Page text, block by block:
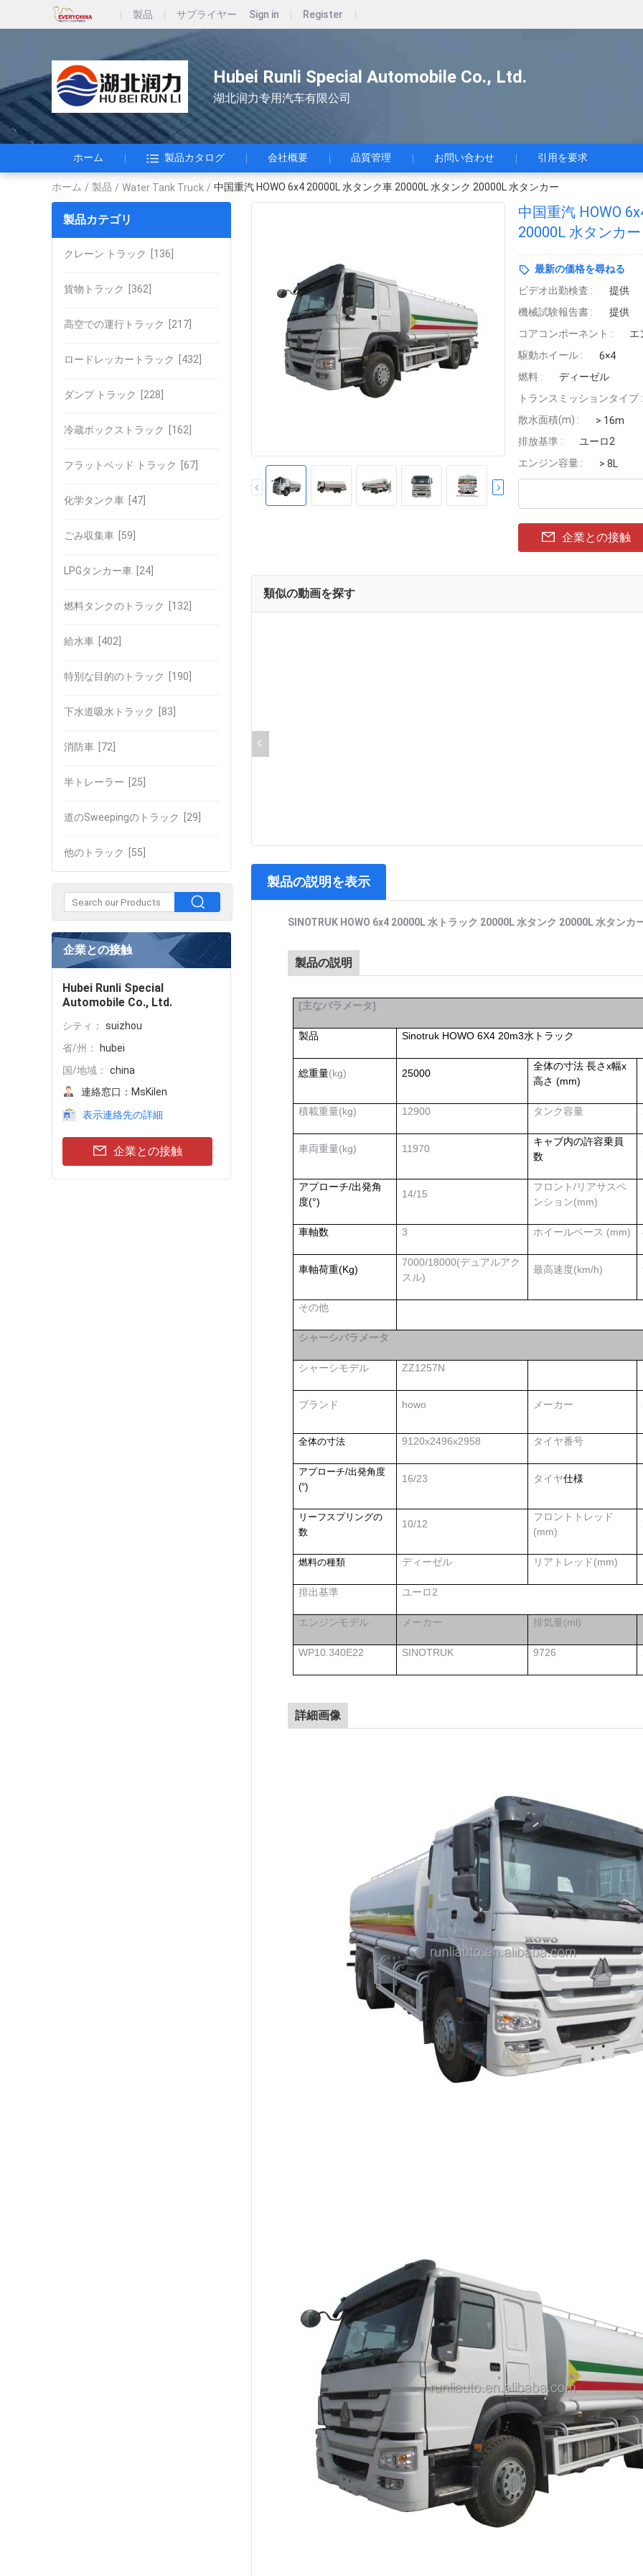
製品 サプライヤー Sign in Register
Hubei Runli Special Automobile Co., Ltd.
湖北润力专用汽车有限公司
ホーム 製品カタログ 会社概要 品質管理 お問い合わせ 引用を要求
ホーム / 製品 / Water Tank Truck / 中国重汽 HOWO 6x4 20000L 水タンク車 20000L 水タンク 20000L 水タンカー
製品カテゴリ
クレーン トラック [136]
貨物トラック [362]
高空での運行トラック [217]
ロードレッカートラック [432]
ダンプ トラック [228]
冷蔵ボックストラック [162]
フラットベッド トラック [67]
化学タンク車 [47]
ごみ収集車 [59]
LPGタンカー車 [24]
燃料タンクのトラック [132]
給水車 [402]
特別な目的のトラック [190]
下水道吸水トラック [83]
消防車 [72]
半トレーラー [25]
道のSweepingのトラック [29]
他のトラック [55]
企業との接触
Hubei Runli Special
Automobile Co., Ltd.
シティ：
suizhou
省/州：
hubei
国/地域：
china
連絡窓口： MsKilen
表示連絡先の詳細
企業との接触
中国重汽 HOWO
20000L 水タンカー
最新の価格を尋ねる
ビデオ出勤検査 :
提供
機械試験報告書 :
提供
コアコンポーネント :
エ
駆動ホイール :
6×4
燃料 :
ディーゼル
トランスミッションタイプ :
散水面積(m) :
> 16m
排放基準 :
ユーロ2
エンジン容量 :
> 8L
企業との接触
類似の動画を探す
製品の説明を表示
SINOTRUK HOWO 6x4 20000L 水トラック 20000L 水タンク 20000L 水タンカ
製品の説明
[主なパラメータ]
製品 Sinotruk HOWO 6X4 20m3水トラック
総重量(kg) 25000
全体の寸法 長さx幅x
高さ (mm)
積載重量(kg) 12900 タンク容量
車両重量(kg) 11970
キャブ内の許容乗員
数
アプローチ/出発角
度(°)
14/15
フロント/リアサスペ
ンション(mm)
車軸数 3 ホイールベース (mm)
車軸荷重(Kg)
7000/18000(デュアルアク
スル)
最高速度(km/h)
その他
シャーシパラメータ
シャーシモデル ZZ1257N
ブランド howo メーカー
全体の寸法 9120x2496x2958 タイヤ番号
アプローチ/出発角度
(°)
16/23 タイヤ仕様
リーフスプリングの
数
10/12
フロントトレッド
(mm)
燃料の種類 ディーゼル リアトレッド(mm)
排出基準 ユーロ2
エンジンモデル メーカー 排気量(ml)
WP10.340E22 SINOTRUK 9726
詳細画像